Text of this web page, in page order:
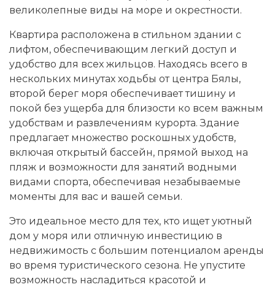
великолепные виды на море и окрестности.
Квартира расположена в стильном здании с
лифтом, обеспечивающим легкий доступ и
удобство для всех жильцов. Находясь всего в
нескольких минутах ходьбы от центра Бялы,
второй берег моря обеспечивает тишину и
покой без ущерба для близости ко всем важным
удобствам и развлечениям курорта. Здание
предлагает множество роскошных удобств,
включая открытый бассейн, прямой выход на
пляж и возможности для занятий водными
видами спорта, обеспечивая незабываемые
моменты для вас и вашей семьи.
Это идеальное место для тех, кто ищет уютный
дом у моря или отличную инвестицию в
недвижимость с большим потенциалом аренды
во время туристического сезона. Не упустите
возможность насладиться красотой и